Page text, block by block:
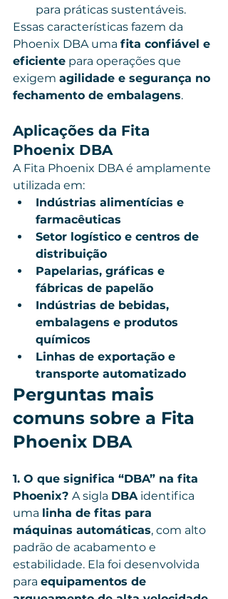
para práticas sustentáveis.
Essas características fazem da
Phoenix DBA uma fita confiável e
eficiente para operações que
exigem agilidade e segurança no
fechamento de embalagens.
Aplicações da Fita
Phoenix DBA
A Fita Phoenix DBA é amplamente
utilizada em:
Indústrias alimentícias e
farmacêuticas
Setor logístico e centros de
distribuição
Papelarias, gráficas e
fábricas de papelão
Indústrias de bebidas,
embalagens e produtos
químicos
Linhas de exportação e
transporte automatizado
Perguntas mais
comuns sobre a Fita
Phoenix DBA
1. O que significa “DBA” na fita
Phoenix? A sigla DBA identifica
uma linha de fitas para
máquinas automáticas, com alto
padrão de acabamento e
estabilidade. Ela foi desenvolvida
para equipamentos de